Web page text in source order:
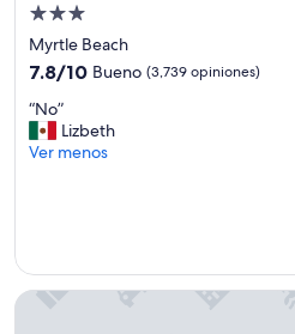
Propiedad
de
3.0
estrellas
Myrtle Beach
7.8
10,
Bueno,
(3,739
7.8/10 Bueno (3,739 opiniones)
“
N
o
“No”
Lizbeth
Ver menos
Coral Beach Resort and Suites